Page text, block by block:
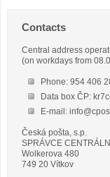
Contacts
Central address
(on workdays from
Phone: 954 406
Data box ČP:
E-mail:
Česká pošta, s.p.
SPRÁVCE
Wolkerova 480
749 20 Vítkov